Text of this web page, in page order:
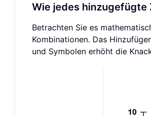
Wie jedes
Betrachten Sie es
Kombinationen. Das
und Symbolen erhöht die